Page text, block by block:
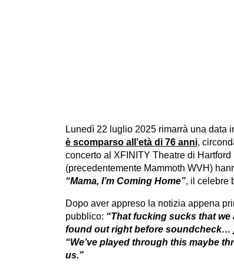
Lunedì 22 luglio 2025 rimarrà una data
è scomparso all’età di 76 anni,
concerto al XFINITY Theatre di
(precedentemente Mammoth WVH)
“Mama, I’m Coming Home”, il celebre
Dopo aver appreso la notizia appena
pubblico: “That fucking sucks that we
found out right before soundcheck…
“We’ve played through this maybe
us.”